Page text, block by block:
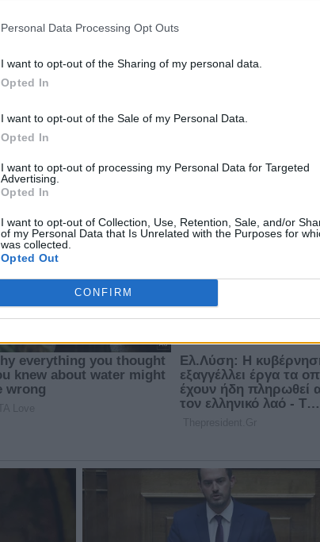
Personal Data Processing Opt Outs
I want to opt-out of the Sharing of my personal data.
Opted In
I want to opt-out of the Sale of my Personal Data.
Opted In
I want to opt-out of processing my Personal Data for Targeted
Advertising.
Opted In
I want to opt-out of Collection, Use, Retention, Sale, and/or
of my Personal Data that Is Unrelated with the Purposes for
was collected.
Opted Out
CONFIRM